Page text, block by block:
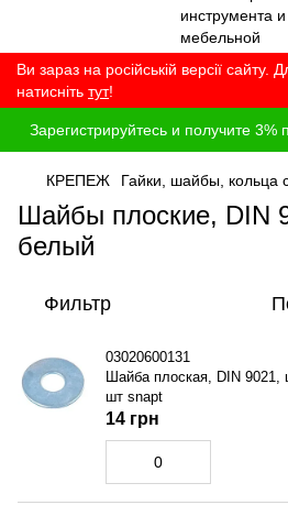
Ви зараз на російській версії сайту.
натисніть тут!
Зарегистрируйтесь и получите 3%
КРЕПЕЖ Гайки, шайбы, кольца
Шайбы плоские, DIN
белый
Фильтр
03020600131
Шайба плоская, DIN 9021,
шт snapt
14 грн